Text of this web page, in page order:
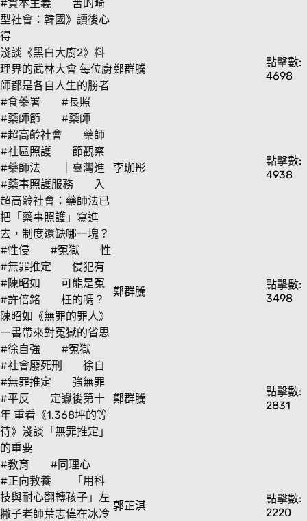
#資本主義
苦的畸
型社會：韓國》讀後心
得
淺談《黑白大廚2》料
理界的武林大會 每位廚
師都是各自人生的勝者
鄭群騰
點擊數:
4698
#食藥署
#長照
#藥師節
#藥師
#超高齡社會
#社區照護
#藥師法
#藥事照護服務
藥師
節觀察
｜臺灣進
入
超高齡社會：藥師法已
把「藥事照護」寫進
去，制度還缺哪一塊？
李珈彤
點擊數:
4938
#性侵
#冤獄
#無罪推定
#陳昭如
#許倍銘
性
侵犯有
可能是冤
枉的嗎？
陳昭如《無罪的罪人》
一書帶來對冤獄的省思
鄭群騰
點擊數:
3498
#徐自強
#冤獄
#社會廢死刑
#無罪推定
#平反
徐自
強無罪
定讞後第十
年 重看《1.368坪的等
待》淺談「無罪推定」
的重要
鄭群騰
點擊數:
2831
#教育
#同理心
#正向教養
「用科
技與耐心翻轉孩子」左
撇子老師葉志偉在冰冷
郭芷淇
點擊數:
2220